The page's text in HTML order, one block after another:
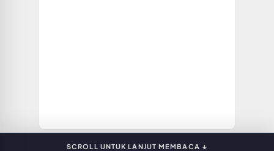
SCROLL UNTUK LANJUT MEMBACA ↓